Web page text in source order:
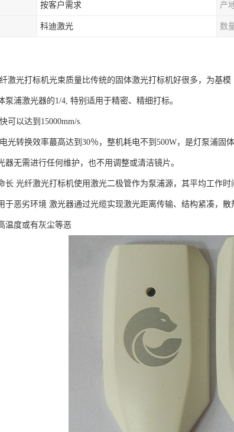
按客户需求 产
科迪激光 数
激光打标机光束质量比传统的固体激光打标机好很多，为基模
泵浦激光器的1/4, 特别适用于精密、精细打标。
可以达到15000mm/s.
光转换效率蕞高达到30％，整机耗电不到500W，是灯泵浦固
器无需进行任何维护，也不用调整或清洁镜片。
长 光纤激光打标机使用激光二极管作为泵浦源，其平均工作时
于恶劣环境 激光器通过光缆实现激光距离传输、结构紧凑，
温度或有灰尘等恶